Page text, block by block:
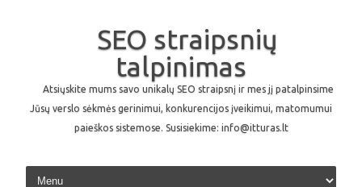
SEO straipsnių
talpinimas
Atsiųskite mums savo unikalų SEO straipsnį ir mes jį patalpinsime
Jūsų verslo sėkmės gerinimui, konkurencijos įveikimui, matomumui
paieškos sistemose. Susisiekime: info@itturas.lt
Skip to content